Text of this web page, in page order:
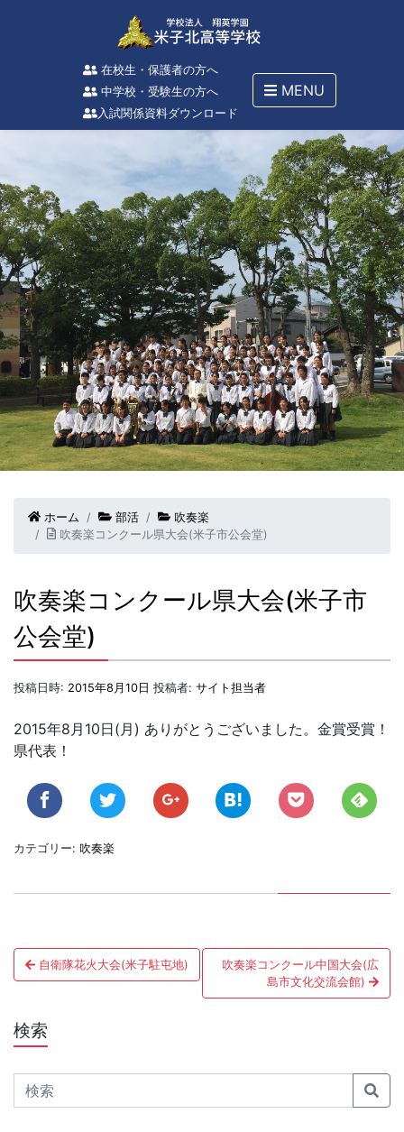
在校生・保護者の方へ
中学校・受験生の方へ
入試関係資料ダウンロード
MENU
ホーム 部活
吹奏楽
吹奏楽コンクール県大会(米子市公会堂)
吹奏楽コンクール県大会(米子市
公会堂)
投稿日時: 2015年8月10日 投稿者: サイト担当者
2015年8月10日(月) ありがとうございました。金賞受賞！
県代表！
カテゴリー: 吹奏楽
投
稿
ナ
ビ
ゲ
ー
自衛隊花火大会(米子駐屯地)
吹奏楽コンクール中国大会(広
島市文化交流会館)
検索
Search